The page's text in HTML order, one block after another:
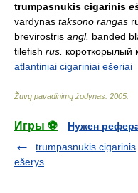
trumpasnukis cigarinis
vardynas taksono rangas
brevirostris angl. banded
tilefish rus. короткорылый
atlantiniai cigariniai ešeriai
Žuvų pavadinimų žodynas 2005
Игры ⚽
Нужен
trumpasnukis cigarinis
ešerys